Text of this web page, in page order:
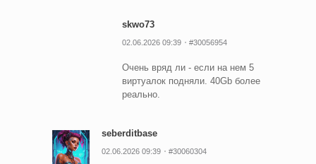
skwo73
02.06.2026 09:39 #30056954
Очень вряд ли - если на нем 5
виртуалок подняли. 40Gb более
реально.
seberditbase
02.06.2026 09:39 #30060304